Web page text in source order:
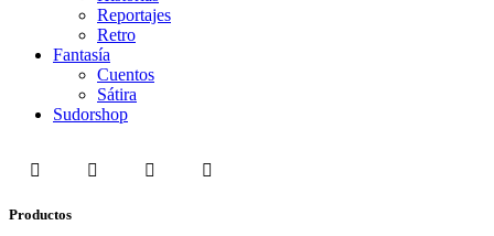
Reportajes
Retro
Fantasía
Cuentos
Sátira
Sudorshop
Productos